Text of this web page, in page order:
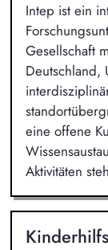
Intep ist ein
Gesellschaft
Deutschland,
eine offene
Aktivitäten